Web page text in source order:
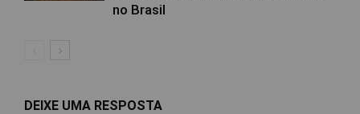
no Brasil
DEIXE UMA RESPOSTA